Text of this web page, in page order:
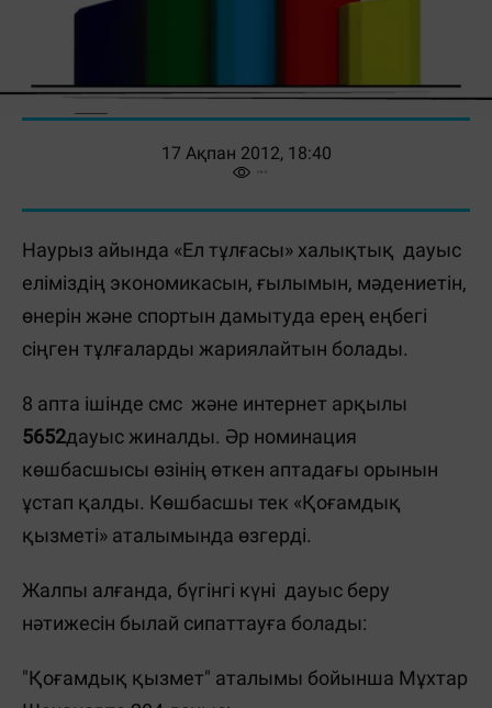
17 Ақпан 2012, 18:40
Наурыз айында «Ел тұлғасы» халықтық дауыс
еліміздің экономикасын, ғылымын, мәдениетін,
өнерін және спортын дамытуда ерең еңбегі
сіңген тұлғаларды жариялайтын болады.
8 апта ішінде смс және интернет арқылы
5652дауыс жиналды. Әр номинация
көшбасшысы өзінің өткен аптадағы орынын
ұстап қалды. Көшбасшы тек «Қоғамдық
қызметі» аталымында өзгерді.
Жалпы алғанда, бүгінгі күні дауыс беру
нәтижесін былай сипаттауға болады:
"Қоғамдық қызмет" аталымы бойынша Мұхтар